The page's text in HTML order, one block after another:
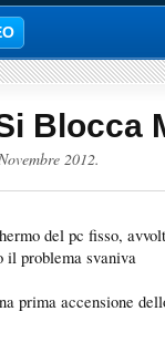
Blocca
2012.
del pc fisso,
il problema svaniva
prima accensione